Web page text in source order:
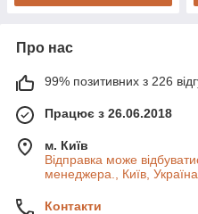
Про нас
99% позитивних з 226
Працює з 26.06.2018
м. Київ
Відправка може
менеджера., Київ, Україна
Контакти